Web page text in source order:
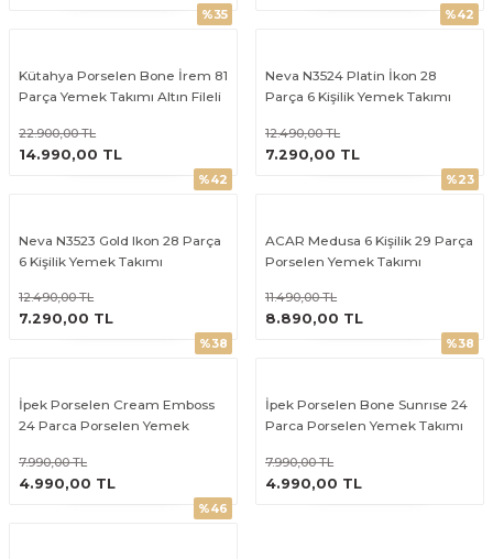
%35
Kütahya Porselen Bone İrem 81
Parça Yemek Takımı Altın Fileli
22.900,00 TL
14.990,00 TL
ÜRÜNÜ İNCELE
%42
Neva N3524 Platin İkon 28
Parça 6 Kişilik Yemek Takımı
12.490,00 TL
7.290,00 TL
ÜRÜNÜ İNCELE
%42
Neva N3523 Gold Ikon 28 Parça
6 Kişilik Yemek Takımı
12.490,00 TL
7.290,00 TL
ÜRÜNÜ İNCELE
%23
ACAR Medusa 6 Kişilik 29 Parça
Porselen Yemek Takımı
11.490,00 TL
8.890,00 TL
ÜRÜNÜ İNCELE
%38
İpek Porselen Cream Emboss
24 Parca Porselen Yemek
7.990,00 TL
4.990,00 TL
ÜRÜNÜ İNCELE
%38
İpek Porselen Bone Sunrıse 24
Parca Porselen Yemek Takımı
7.990,00 TL
4.990,00 TL
ÜRÜNÜ İNCELE
%46